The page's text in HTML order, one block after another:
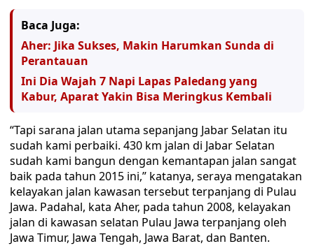
Baca Juga:
Aher: Jika Sukses, Makin Harumkan Sunda di
Perantauan
Ini Dia Wajah 7 Napi Lapas Paledang yang
Kabur, Aparat Yakin Bisa Meringkus Kembali
“Tapi sarana jalan utama sepanjang Jabar Selatan itu
sudah kami perbaiki. 430 km jalan di Jabar Selatan
sudah kami bangun dengan kemantapan jalan sangat
baik pada tahun 2015 ini,” katanya, seraya mengatakan
kelayakan jalan kawasan tersebut terpanjang di Pulau
Jawa. Padahal, kata Aher, pada tahun 2008, kelayakan
jalan di kawasan selatan Pulau Jawa terpanjang oleh
Jawa Timur, Jawa Tengah, Jawa Barat, dan Banten.